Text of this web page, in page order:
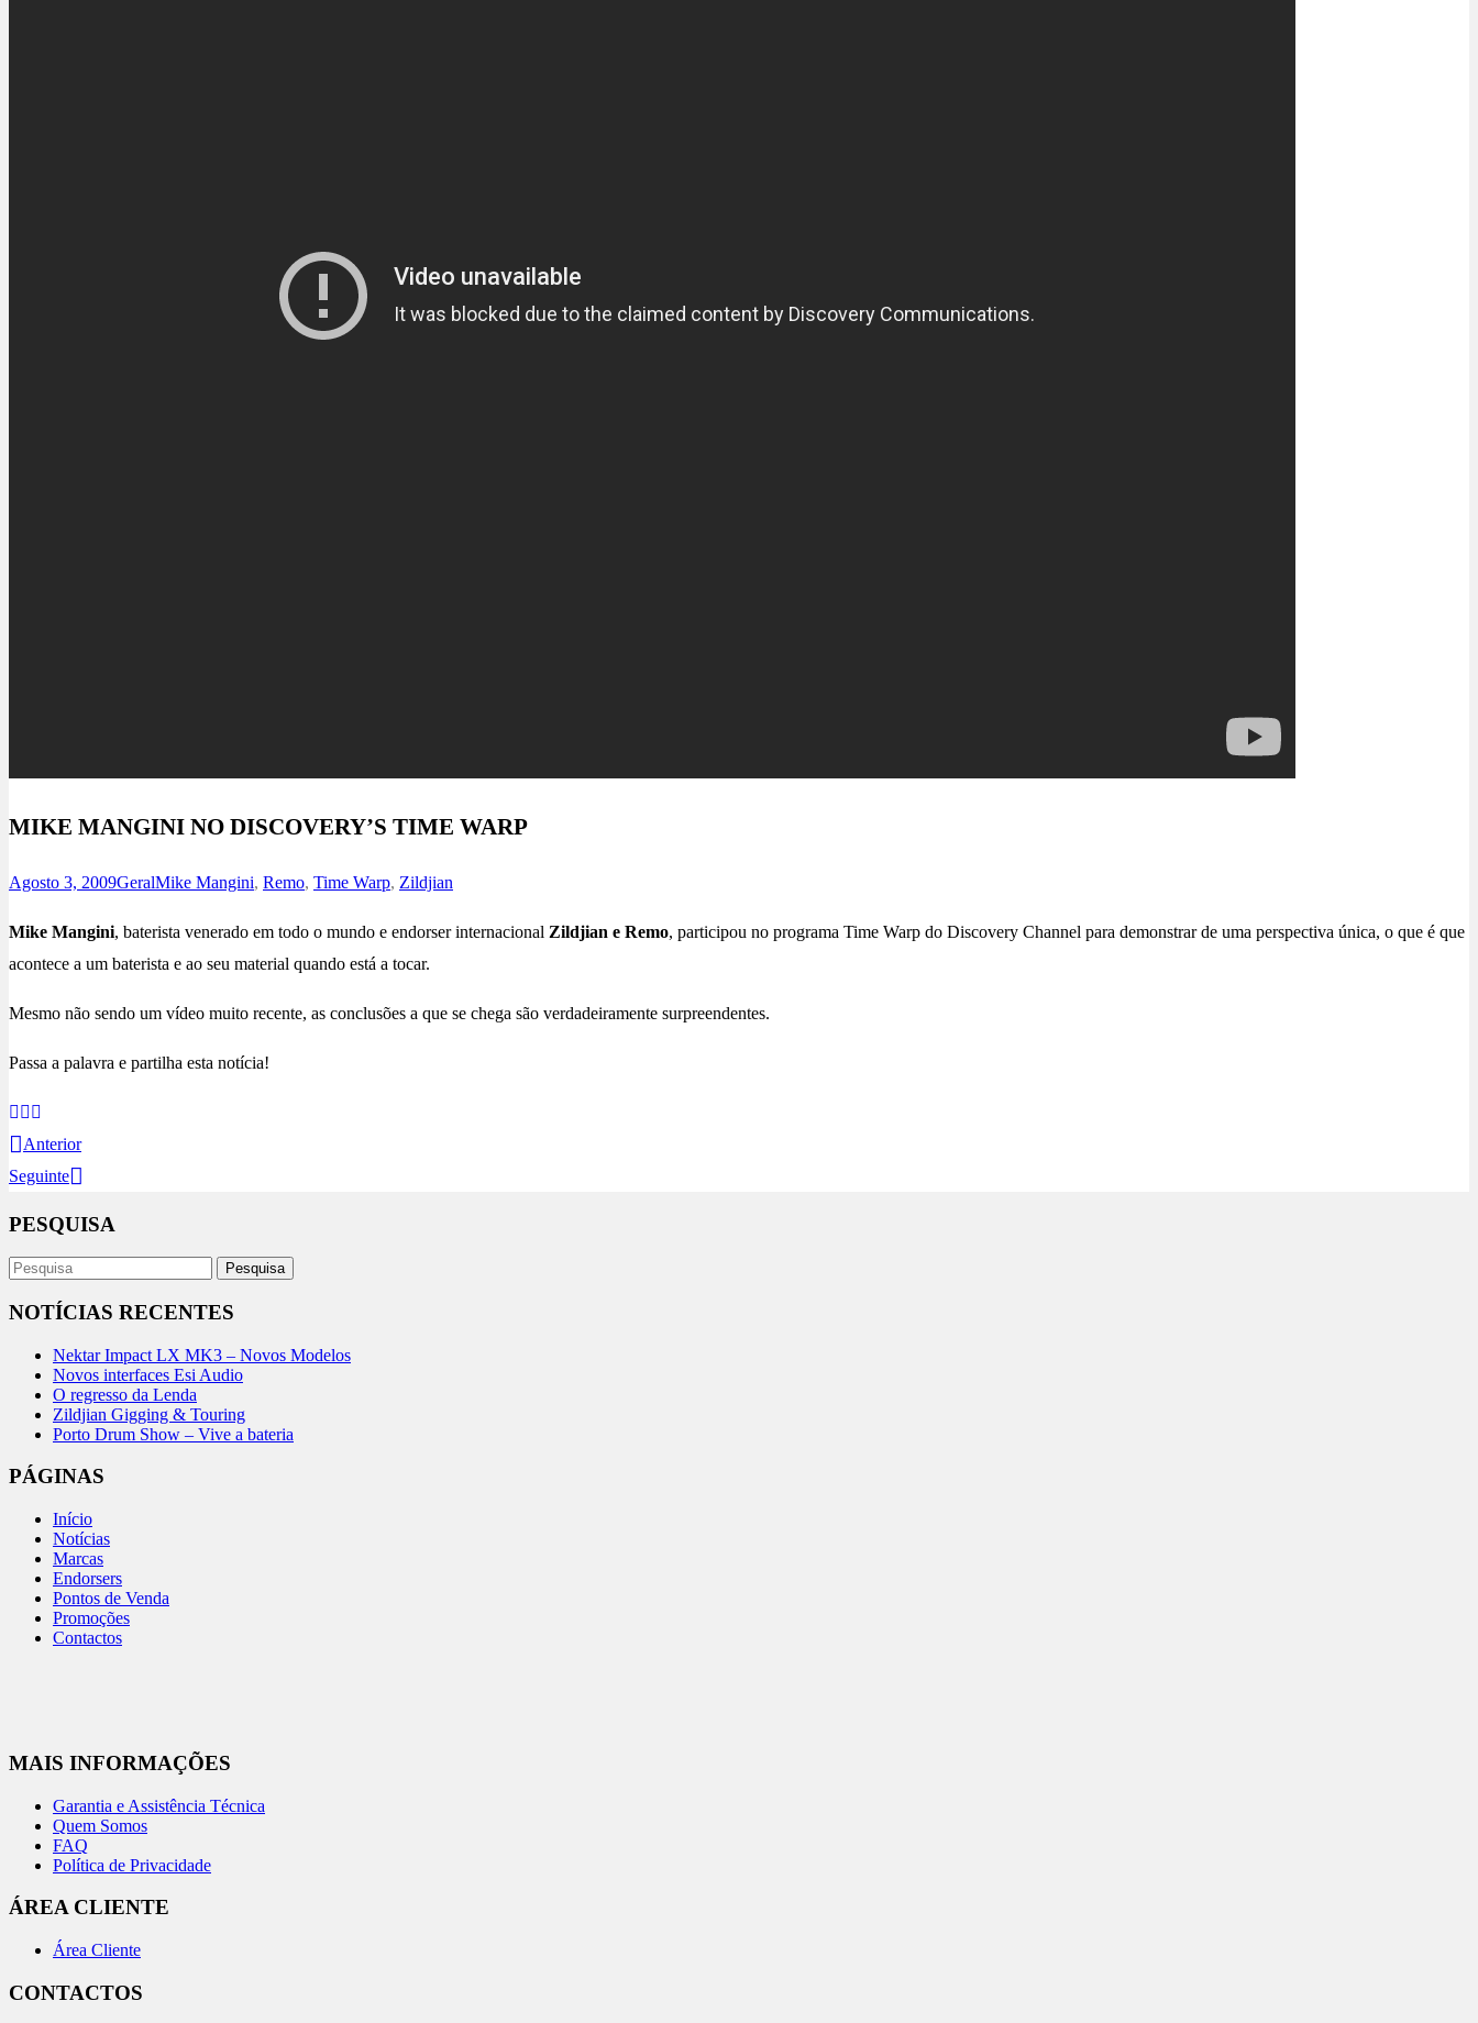
MIKE MANGINI NO DISCOVERY’S TIME WARP
Agosto 3, 2009GeralMike Mangini, Remo, Time Warp, Zildjian
Mike Mangini, baterista venerado em todo o mundo e endorser internacional Zildjian e Remo, participou no programa Time Warp do Discovery Channel para demonstrar de uma perspectiva única, o que é que
acontece a um baterista e ao seu material quando está a tocar.
Mesmo não sendo um vídeo muito recente, as conclusões a que se chega são verdadeiramente surpreendentes.
Passa a palavra e partilha esta notícia!
Anterior
Seguinte
PESQUISA
NOTÍCIAS RECENTES
Nektar Impact LX MK3 – Novos Modelos
Novos interfaces Esi Audio
O regresso da Lenda
Zildjian Gigging & Touring
Porto Drum Show – Vive a bateria
PÁGINAS
Início
Notícias
Marcas
Endorsers
Pontos de Venda
Promoções
Contactos
MAIS INFORMAÇÕES
Garantia e Assistência Técnica
Quem Somos
FAQ
Política de Privacidade
ÁREA CLIENTE
Área Cliente
CONTACTOS